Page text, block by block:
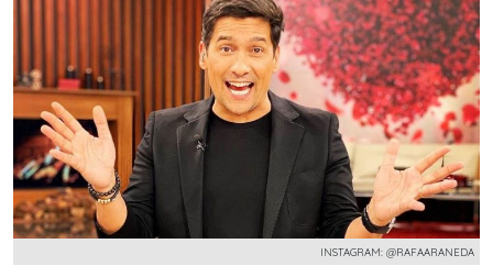
INSTAGRAM: @RAFAARANEDA